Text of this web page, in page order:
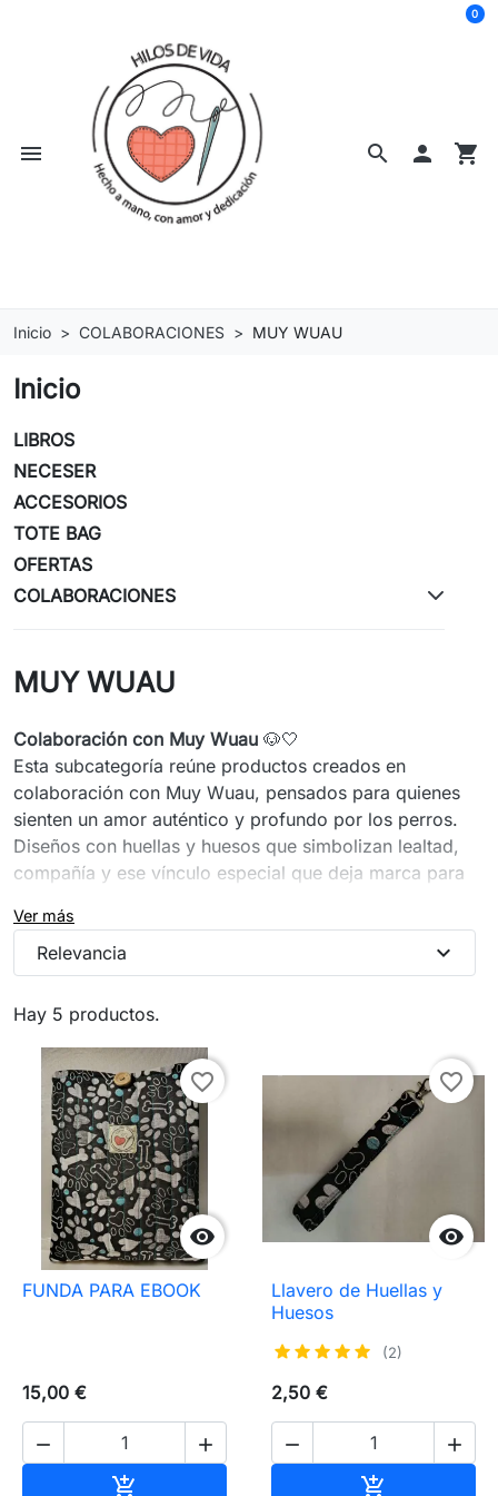
search
menu  shopping_cart
0
Inicio COLABORACIONES MUY WUAU
Inicio
LIBROS
NECESER
ACCESORIOS
TOTE BAG
OFERTAS
COLABORACIONES
MUY WUAU
Colaboración con Muy Wuau 🐶🤍
Esta subcategoría reúne productos creados en
colaboración con Muy Wuau, pensados para quienes
sienten un amor auténtico y profundo por los perros.
Diseños con huellas y huesos que simbolizan lealtad,
compañía y ese vínculo especial que deja marca para
para acompañarte en tu día a día y celebrar a quienes
caminan a nuestro lado dejando huella en el corazón.
Ver más
Hay 5 productos.
Relevancia expand_more

favorite_border
FUNDA PARA EBOOK
15,00 €
 


favorite_border
Llavero de Huellas y
Huesos
(2)
2,50 €
 
